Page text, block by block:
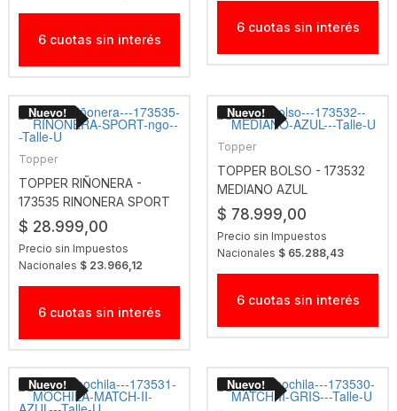
6 cuotas sin interés
6 cuotas sin interés
Topper
TOPPER RIÑONERA -
173535 RINONERA SPORT
NGO
$ 28.999,00
Precio sin Impuestos
Nacionales $ 23.966,12
6 cuotas sin interés
Topper
TOPPER BOLSO - 173532
MEDIANO AZUL
$ 78.999,00
Precio sin Impuestos
Nacionales $ 65.288,43
6 cuotas sin interés